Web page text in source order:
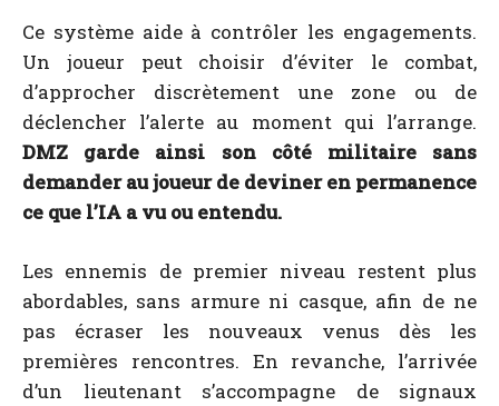
Ce système aide à contrôler les engagements.
Un joueur peut choisir d’éviter le combat,
d’approcher discrètement une zone ou de
déclencher l’alerte au moment qui l’arrange.
DMZ garde ainsi son côté militaire sans
demander au joueur de deviner en permanence
ce que l’IA a vu ou entendu.
Les ennemis de premier niveau restent plus
abordables, sans armure ni casque, afin de ne
pas écraser les nouveaux venus dès les
premières rencontres. En revanche, l’arrivée
d’un lieutenant s’accompagne de signaux